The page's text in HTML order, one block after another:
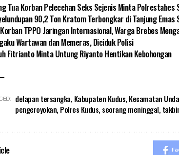
Tua Korban Pelecehan Seks Sejenis Minta
90,2 Ton Kratom Terbongkar di Tanjung Emas
TPPO Jaringan Internasional, Warga Brebes
Wartawan dan Memeras, Diciduk Polisi
Fitrianto Minta Untung Riyanto Hentikan Kebohongan
delapan tersangka, Kabupaten Kudus, Kecamatan
pengeroyokan, Polres Kudus, seorang meninggal,